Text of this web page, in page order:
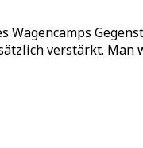
Wagencamps
verstärkt.